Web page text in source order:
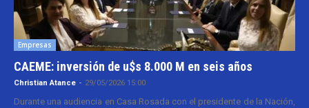
Empresas
CAEME: inversión de u$s 8.000 M en seis años
Christian Atance - 29/05/2026 15:00
Durante una audiencia en Casa Rosada con el presidente de la Nación,